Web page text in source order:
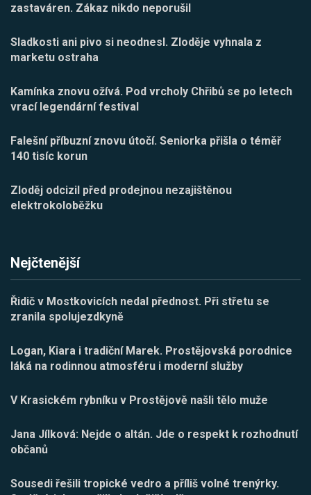
zastaváren. Zákaz nikdo neporušil
Sladkosti ani pivo si neodnesl. Zloděje vyhnala z
marketu ostraha
Kamínka znovu ožívá. Pod vrcholy Chřibů se po letech
vrací legendární festival
Falešní příbuzní znovu útočí. Seniorka přišla o téměř
140 tisíc korun
Zloděj odcizil před prodejnou nezajištěnou
elektrokoloběžku
Nejčtenější
Řidič v Mostkovicích nedal přednost. Při střetu se
zranila spolujezdkyně
Logan, Kiara i tradiční Marek. Prostějovská porodnice
láká na rodinnou atmosféru i moderní služby
V Krasickém rybníku v Prostějově našli tělo muže
Jana Jílková: Nejde o altán. Jde o respekt k rozhodnutí
občanů
Sousedi řešili tropické vedro a příliš volné trenýrky.